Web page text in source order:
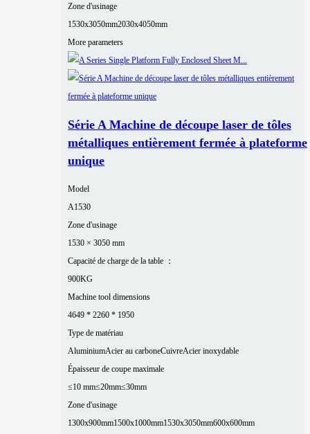
Zone d'usinage
1530x3050mm2030x4050mm
More parameters
Série A Machine de découpe laser de tôles
métalliques entièrement fermée à plateforme
unique
Model
A1530
Zone d'usinage
1530 × 3050 mm
Capacité de charge de la table ：
900KG
Machine tool dimensions
4649 * 2260 * 1950
Type de matériau
AluminiumAcier au carboneCuivreAcier inoxydable
Épaisseur de coupe maximale
≤10 mm≤20mm≤30mm
Zone d'usinage
1300x900mm1500x1000mm1530x3050mm600x600mm